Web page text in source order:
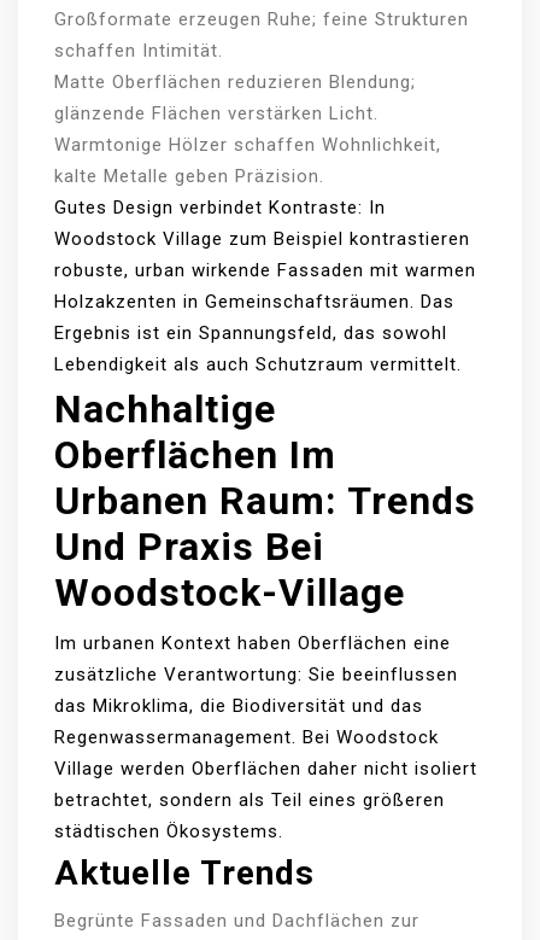
Großformate erzeugen Ruhe; feine Strukturen
schaffen Intimität.
Matte Oberflächen reduzieren Blendung;
glänzende Flächen verstärken Licht.
Warmtonige Hölzer schaffen Wohnlichkeit,
kalte Metalle geben Präzision.
Gutes Design verbindet Kontraste: In
Woodstock Village zum Beispiel kontrastieren
robuste, urban wirkende Fassaden mit warmen
Holzakzenten in Gemeinschaftsräumen. Das
Ergebnis ist ein Spannungsfeld, das sowohl
Lebendigkeit als auch Schutzraum vermittelt.
Nachhaltige
Oberflächen Im
Urbanen Raum: Trends
Und Praxis Bei
Woodstock-Village
Im urbanen Kontext haben Oberflächen eine
zusätzliche Verantwortung: Sie beeinflussen
das Mikroklima, die Biodiversität und das
Regenwassermanagement. Bei Woodstock
Village werden Oberflächen daher nicht isoliert
betrachtet, sondern als Teil eines größeren
städtischen Ökosystems.
Aktuelle Trends
Begrünte Fassaden und Dachflächen zur